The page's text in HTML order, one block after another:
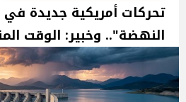
تحركات أمريكية جديدة
النهضة".. وخبير: الوقت